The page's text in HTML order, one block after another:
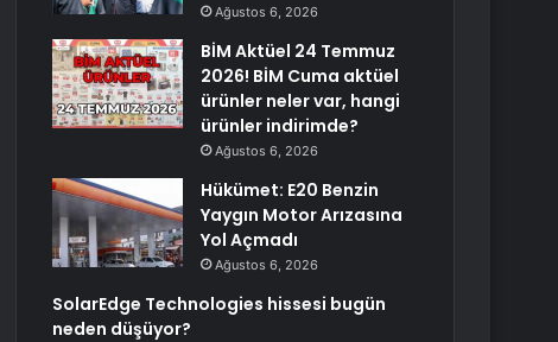
Ağustos 6, 2026
BİM Aktüel 24 Temmuz
2026! BİM Cuma aktüel
ürünler neler var, hangi
ürünler indirimde?
Ağustos 6, 2026
Hükümet: E20 Benzin
Yaygın Motor Arızasına
Yol Açmadı
Ağustos 6, 2026
SolarEdge Technologies hissesi bugün
neden düşüyor?